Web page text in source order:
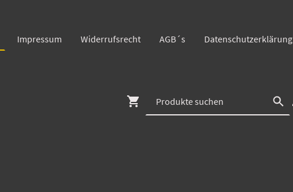
Impressum Widerrufsrecht AGB´s Datenschutzerklärung